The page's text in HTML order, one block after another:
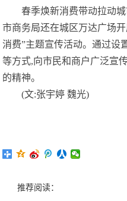
春季焕新消费带动拉动
市商务局还在城区万达广场
消费”主题宣传活动。通过设
等方式,向市民和商户广泛宣
的精神。
(文:张宇婷 魏光)
推荐阅读：